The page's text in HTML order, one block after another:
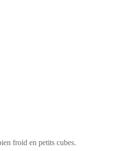
froid en petits cubes.